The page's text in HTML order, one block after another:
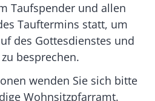
Taufspender und allen
Tauftermins statt, um
des Gottesdienstes und
besprechen.
wenden Sie sich bitte
Wohnsitzpfarramt.